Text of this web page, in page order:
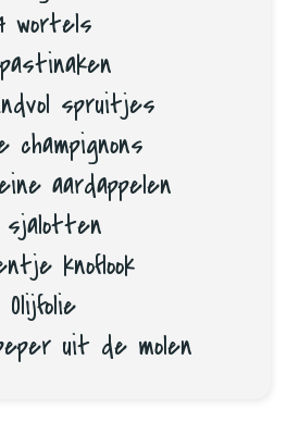
wortels
spruitjes
champignons
aardappelen
knoflook
Olijfolie
uit de molen